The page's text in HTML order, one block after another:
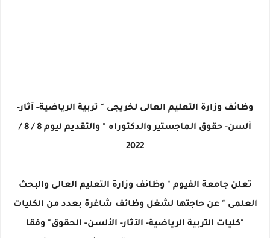
وظائف وزارة التعليم العالى لخريجى " تربية الرياضية- آثار-
ألسن- حقوق الماجستير والدكتوراه " والتقديم ليوم 8 / 8 /
2022
تعلن جامعة الفيوم " وظائف وزارة التعليم العالى والبحث
العلمى " عن حاجتها لشغل وظائف شاغرة بعدد من الكليات
"كليات التربية الرياضية- الآثار- الألسن- الحقوق" وفقا